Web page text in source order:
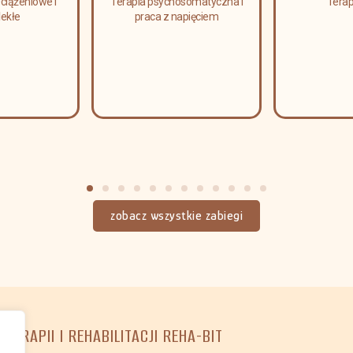
zobacz wszystkie zabiegi
I REHABILITACJI REHA-BIT